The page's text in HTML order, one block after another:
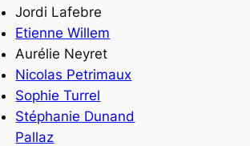
Jordi Lafebre
Etienne Willem
Aurélie Neyret
Nicolas Petrimaux
Sophie Turrel
Stéphanie Dunand
Pallaz